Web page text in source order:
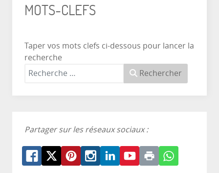
MOTS-CLEFS
Taper vos mots clefs ci-dessous pour lancer la
recherche
Rechercher
Partager sur les réseaux sociaux :